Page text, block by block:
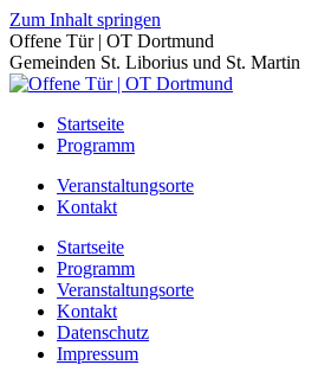
Zum Inhalt springen
Offene Tür | OT Dortmund
Gemeinden St. Liborius und St. Martin
Startseite
Programm
Veranstaltungsorte
Kontakt
Startseite
Programm
Veranstaltungsorte
Kontakt
Datenschutz
Impressum